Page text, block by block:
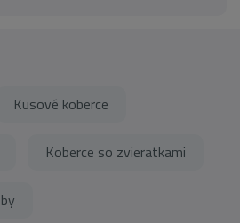
Kusové koberce
Koberce so zvieratkami